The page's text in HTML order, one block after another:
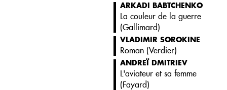
ARKADI BABTCHENKO
La couleur de la guerre
(Gallimard)
VLADIMIR SOROKINE
Roman (Verdier)
ANDREÏ DMITRIEV
L'aviateur et sa femme
(Fayard)